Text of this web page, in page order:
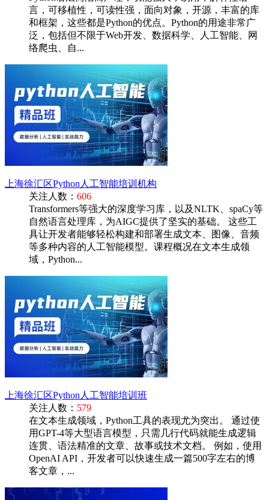
言，可移植性，可读性强，面向对象，开源，丰富的库
和框架，这些都是Python的优点。Python的用途非常广
泛，包括但不限于Web开发、数据科学、人工智能、网
络爬虫、自...
上海徐汇区Python人工智能培训机构
关注人数： 606
Transformers等强大的深度学习库，以及NLTK、spaCy等
自然语言处理库，为AIGC提供了坚实的基础。 这些工
具让开发者能够轻松构建和部署生成文本、图像、音频
等多种内容的人工智能模型。课程概况在文本生成领
域，Python...
上海徐汇区Python人工智能培训班
关注人数： 579
在文本生成领域，Python工具的表现尤为突出。 通过使
用GPT-4等大型语言模型，只需几行代码就能生成逻辑
连贯、语法精准的文章、故事或技术文档。 例如，使用
OpenAI API，开发者可以快速生成一篇500字左右的博
客文章，...